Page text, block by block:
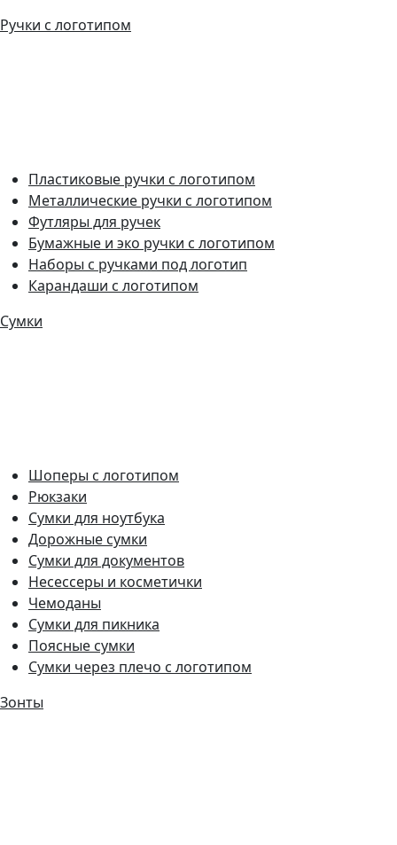
Ручки с логотипом
Пластиковые ручки с логотипом
Металлические ручки с логотипом
Футляры для ручек
Бумажные и эко ручки с логотипом
Наборы с ручками под логотип
Карандаши с логотипом
Сумки
Шоперы с логотипом
Рюкзаки
Сумки для ноутбука
Дорожные сумки
Сумки для документов
Несессеры и косметички
Чемоданы
Сумки для пикника
Поясные сумки
Сумки через плечо с логотипом
Зонты